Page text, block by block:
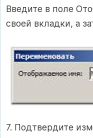
Введите в поле
своей вкладки, а
7. Подтвердите